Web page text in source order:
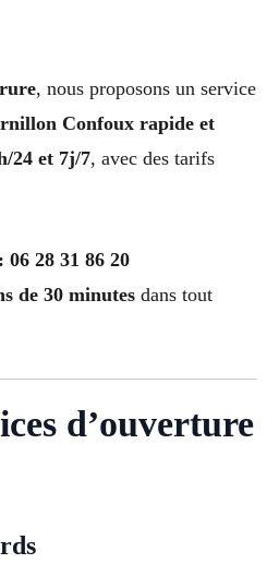
, nous proposons un service
Confoux rapide et
24 et 7j/7, avec des tarifs
28 31 86 20
de 30 minutes dans tout
d’ouverture